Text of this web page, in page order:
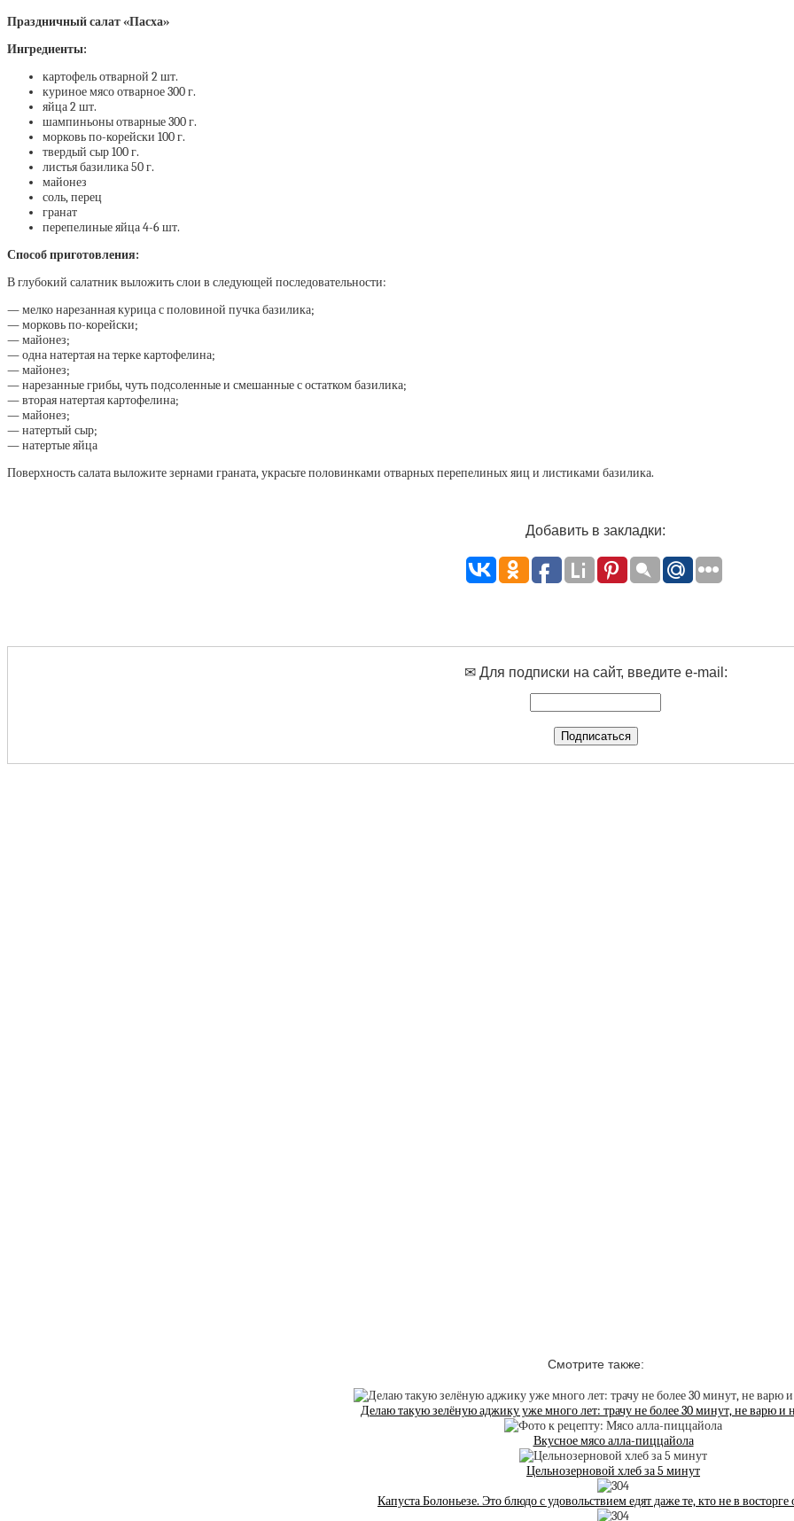
Праздничный салат «Пасха»
Ингредиенты:
картофель отварной 2 шт.
куриное мясо отварное 300 г.
яйца 2 шт.
шампиньоны отварные 300 г.
морковь по-корейски 100 г.
твердый сыр 100 г.
листья базилика 50 г.
майонез
соль, перец
гранат
перепелиные яйца 4-6 шт.
Способ приготовления:
В глубокий салатник выложить слои в следующей последовательности:
— мелко нарезанная курица с половиной пучка базилика;
— морковь по-корейски;
— майонез;
— одна натертая на терке картофелина;
— майонез;
— нарезанные грибы, чуть подсоленные и смешанные с остатком базилика;
— вторая натертая картофелина;
— майонез;
— натертый сыр;
— натертые яйца
Поверхность салата выложите зернами граната, украсьте половинками отварных перепелиных яиц и листиками базилика.
Добавить в закладки:
✉ Для подписки на сайт, введите e-mail:
Смотрите также:
Делаю такую зелёную аджику уже много лет: трачу не более 30 минут, не варю и
Вкусное мясо алла-пиццайола
Цельнозерновой хлеб за 5 минут
Капуста Болоньезе. Это блюдо с удовольствием едят даже те, кто не в восторге